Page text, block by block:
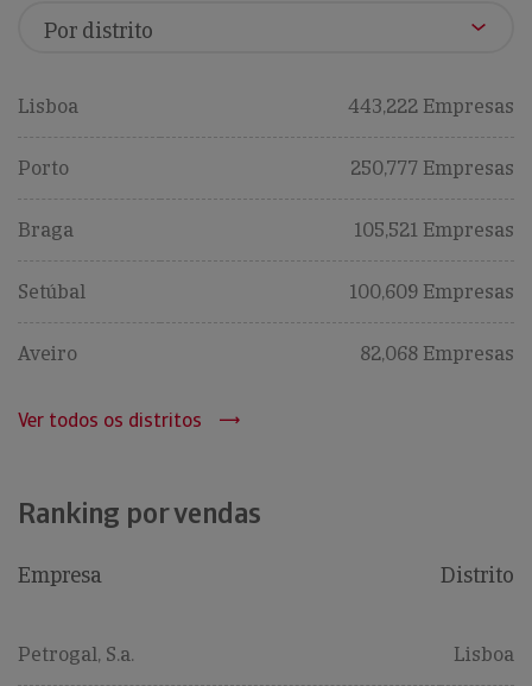
Lisboa 443,222 Empresas
Porto 250,777 Empresas
Braga 105,521 Empresas
Setúbal 100,609 Empresas
Aveiro 82,068 Empresas
Ver todos os distritos
Ranking por vendas
Empresa Distrito
Petrogal, S.a. Lisboa